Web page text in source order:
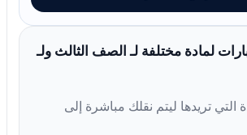
لمادة مختلفة لـ الصف الثالث ولـ
تريدها ليتم نقلك مباشرة إلى